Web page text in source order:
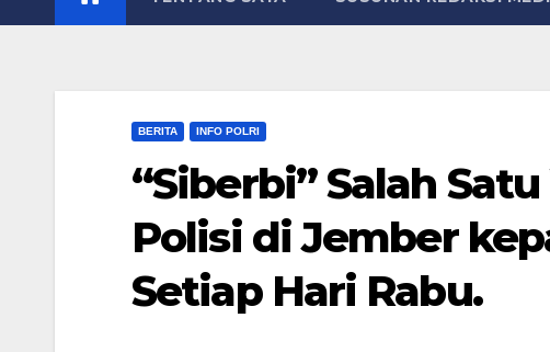
BERITA INFO POLRI
“Siberbi” Salah
Polisi di Jember
Setiap Hari Rabu.